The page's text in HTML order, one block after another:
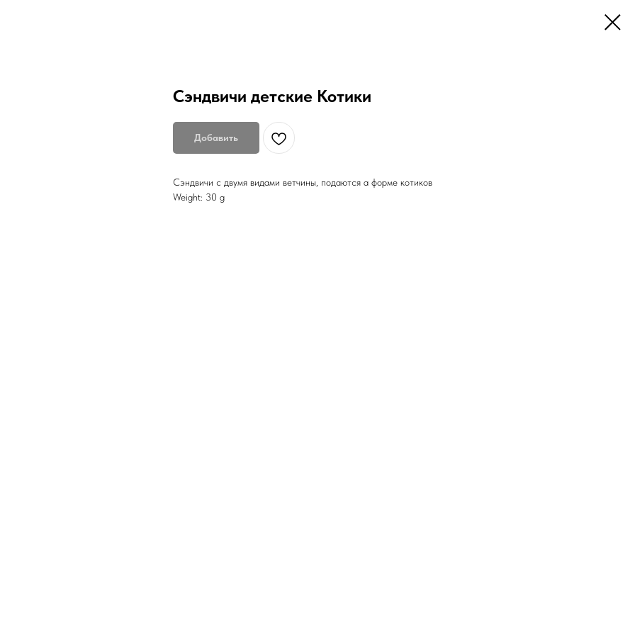
Сэндвичи детские Котики
Добавить
Сэндвичи с двумя видами ветчины, подаются а форме котиков
Weight: 30 g